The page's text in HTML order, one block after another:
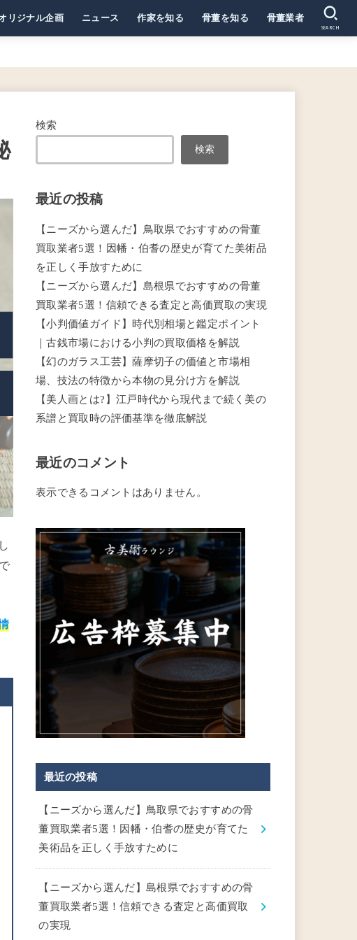
リジナル企画 ニュース 作家を知る 骨董を知る 骨董業者
SEARCH
検索
検索
最近の投稿
【ニーズから選んだ】鳥取県でおすすめの骨董
買取業者5選！因幡・伯耆の歴史が育てた美術品
を正しく手放すために
【ニーズから選んだ】島根県でおすすめの骨董
買取業者5選！信頼できる査定と高価買取の実現
【小判価値ガイド】時代別相場と鑑定ポイント
｜古銭市場における小判の買取価格を解説
【幻のガラス工芸】薩摩切子の価値と市場相
場、技法の特徴から本物の見分け方を解説
【美人画とは?】江戸時代から現代まで続く美の
系譜と買取時の評価基準を徹底解説
最近のコメント
表示できるコメントはありません。
最近の投稿
【ニーズから選んだ】鳥取県でおすすめの骨
董買取業者5選！因幡・伯耆の歴史が育てた
美術品を正しく手放すために
【ニーズから選んだ】島根県でおすすめの骨
董買取業者5選！信頼できる査定と高価買取
の実現